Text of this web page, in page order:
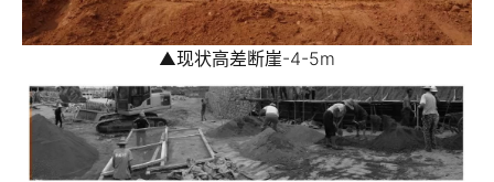
▲现状高差断崖-4-5m